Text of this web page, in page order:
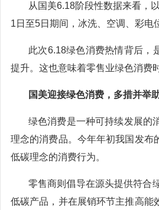
从国美6.18阶段性数据来看，
1日至5日期间，冰洗、空调、彩电
此次6.18绿色消费热情背后，
提升。这也意味着零售业绿色消费
国美迎接绿色消费，多措并举
绿色消费是一种可持续发展的
理念的消费品。今年年初我国发布
低碳理念的消费行为。
零售商则倡导在源头提供符合
低碳产品，并在展销环节主推高能